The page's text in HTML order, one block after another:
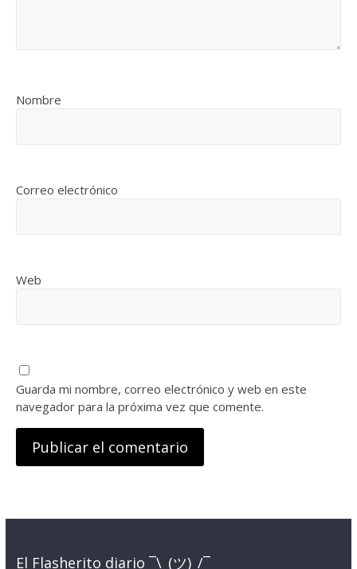
Nombre
Correo electrónico
Web
Guarda mi nombre, correo electrónico y web en este
navegador para la próxima vez que comente.
El Flasherito diario ¯\_(ツ)_/¯